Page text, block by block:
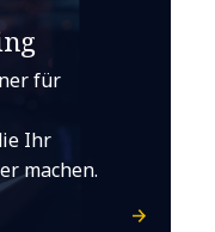
für
Ihr
machen.